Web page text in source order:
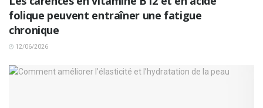
folique peuvent entraîner une fatigue
chronique
12/06/2026